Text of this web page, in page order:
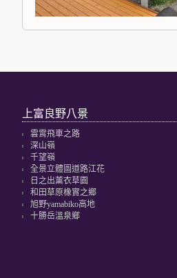
上富良野八景
雲霄飛車之路
深山嶺
千望嶺
全景立體圖道路江花
日之出薰衣草園
和田草原橡實之鄉
旭野yamabiko高地
十勝岳溫泉鄉